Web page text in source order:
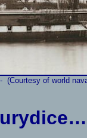
of world